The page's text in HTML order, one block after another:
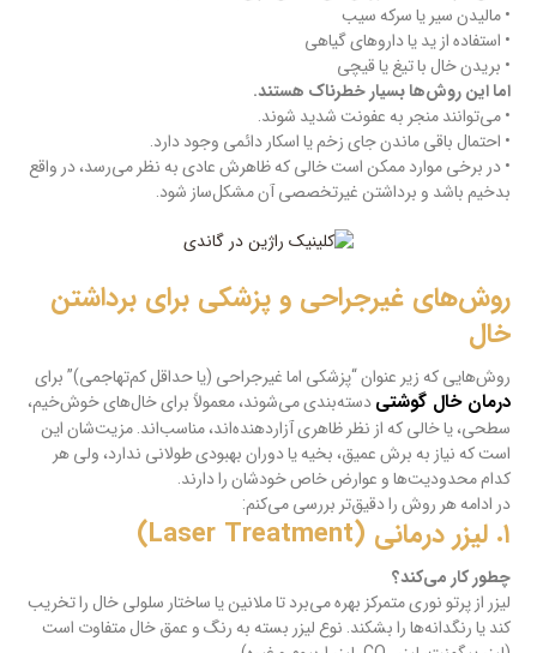
• مالیدن سیر یا سرکه سیب
• استفاده از ید یا داروهای گیاهی
• بریدن خال با تیغ یا قیچی
اما این روش‌ها بسیار خطرناک هستند.
• می‌توانند منجر به عفونت شدید شوند.
• احتمال باقی ماندن جای زخم یا اسکار دائمی وجود دارد.
• در برخی موارد ممکن است خالی که ظاهرش عادی به نظر می‌رسد، در واقع
بدخیم باشد و برداشتن غیرتخصصی آن مشکل‌ساز شود.
روش‌های غیرجراحی و پزشکی برای برداشتن
خال
روش‌هایی که زیر عنوان “پزشکی اما غیرجراحی (یا حداقل کم‌تهاجمی)” برای
درمان خال گوشتی دسته‌بندی می‌شوند، معمولاً برای خال‌های خوش‌خیم،
سطحی، یا خالی که از نظر ظاهری آزاردهنده‌اند، مناسب‌اند. مزیت‌شان این
است که نیاز به برش عمیق، بخیه یا دوران بهبودی طولانی ندارد، ولی هر
کدام محدودیت‌ها و عوارض خاص خودشان را دارند.
در ادامه هر روش را دقیق‌تر بررسی می‌کنم:
۱. لیزر درمانی (Laser Treatment)
چطور کار می‌کند؟
لیزر از پرتو نوری متمرکز بهره می‌برد تا ملانین یا ساختار سلولی خال را تخریب
کند یا رنگدانه‌ها را بشکند. نوع لیزر بسته به رنگ و عمق خال متفاوت است